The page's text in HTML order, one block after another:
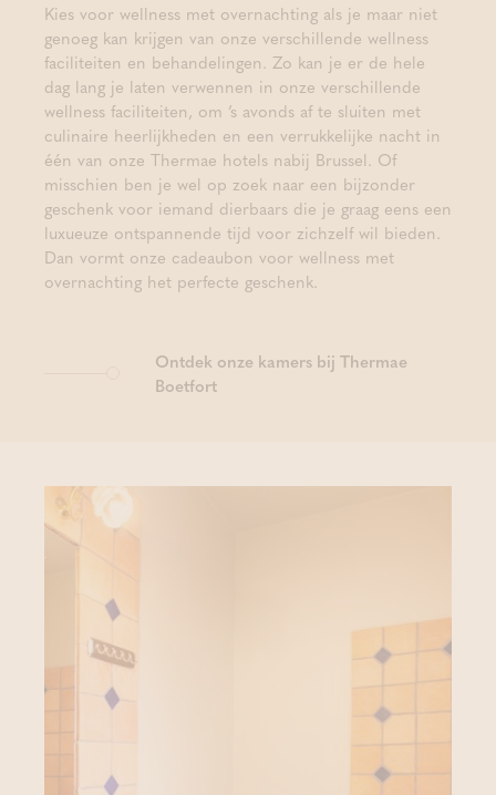
Kies voor wellness met overnachting als je maar niet
genoeg kan krijgen van onze verschillende wellness
faciliteiten en behandelingen. Zo kan je er de hele
dag lang je laten verwennen in onze verschillende
wellness faciliteiten, om ’s avonds af te sluiten met
culinaire heerlijkheden en een verrukkelijke nacht in
één van onze Thermae hotels nabij Brussel. Of
misschien ben je wel op zoek naar een bijzonder
geschenk voor iemand dierbaars die je graag eens een
luxueuze ontspannende tijd voor zichzelf wil bieden.
Dan vormt onze cadeaubon voor wellness met
overnachting het perfecte geschenk.
Ontdek onze kamers bij Thermae
Boetfort